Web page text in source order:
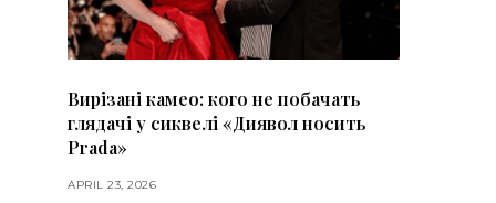
Вирізані камео: кого не побачать
глядачі у сиквелі «Диявол носить
Prada»
APRIL 23, 2026